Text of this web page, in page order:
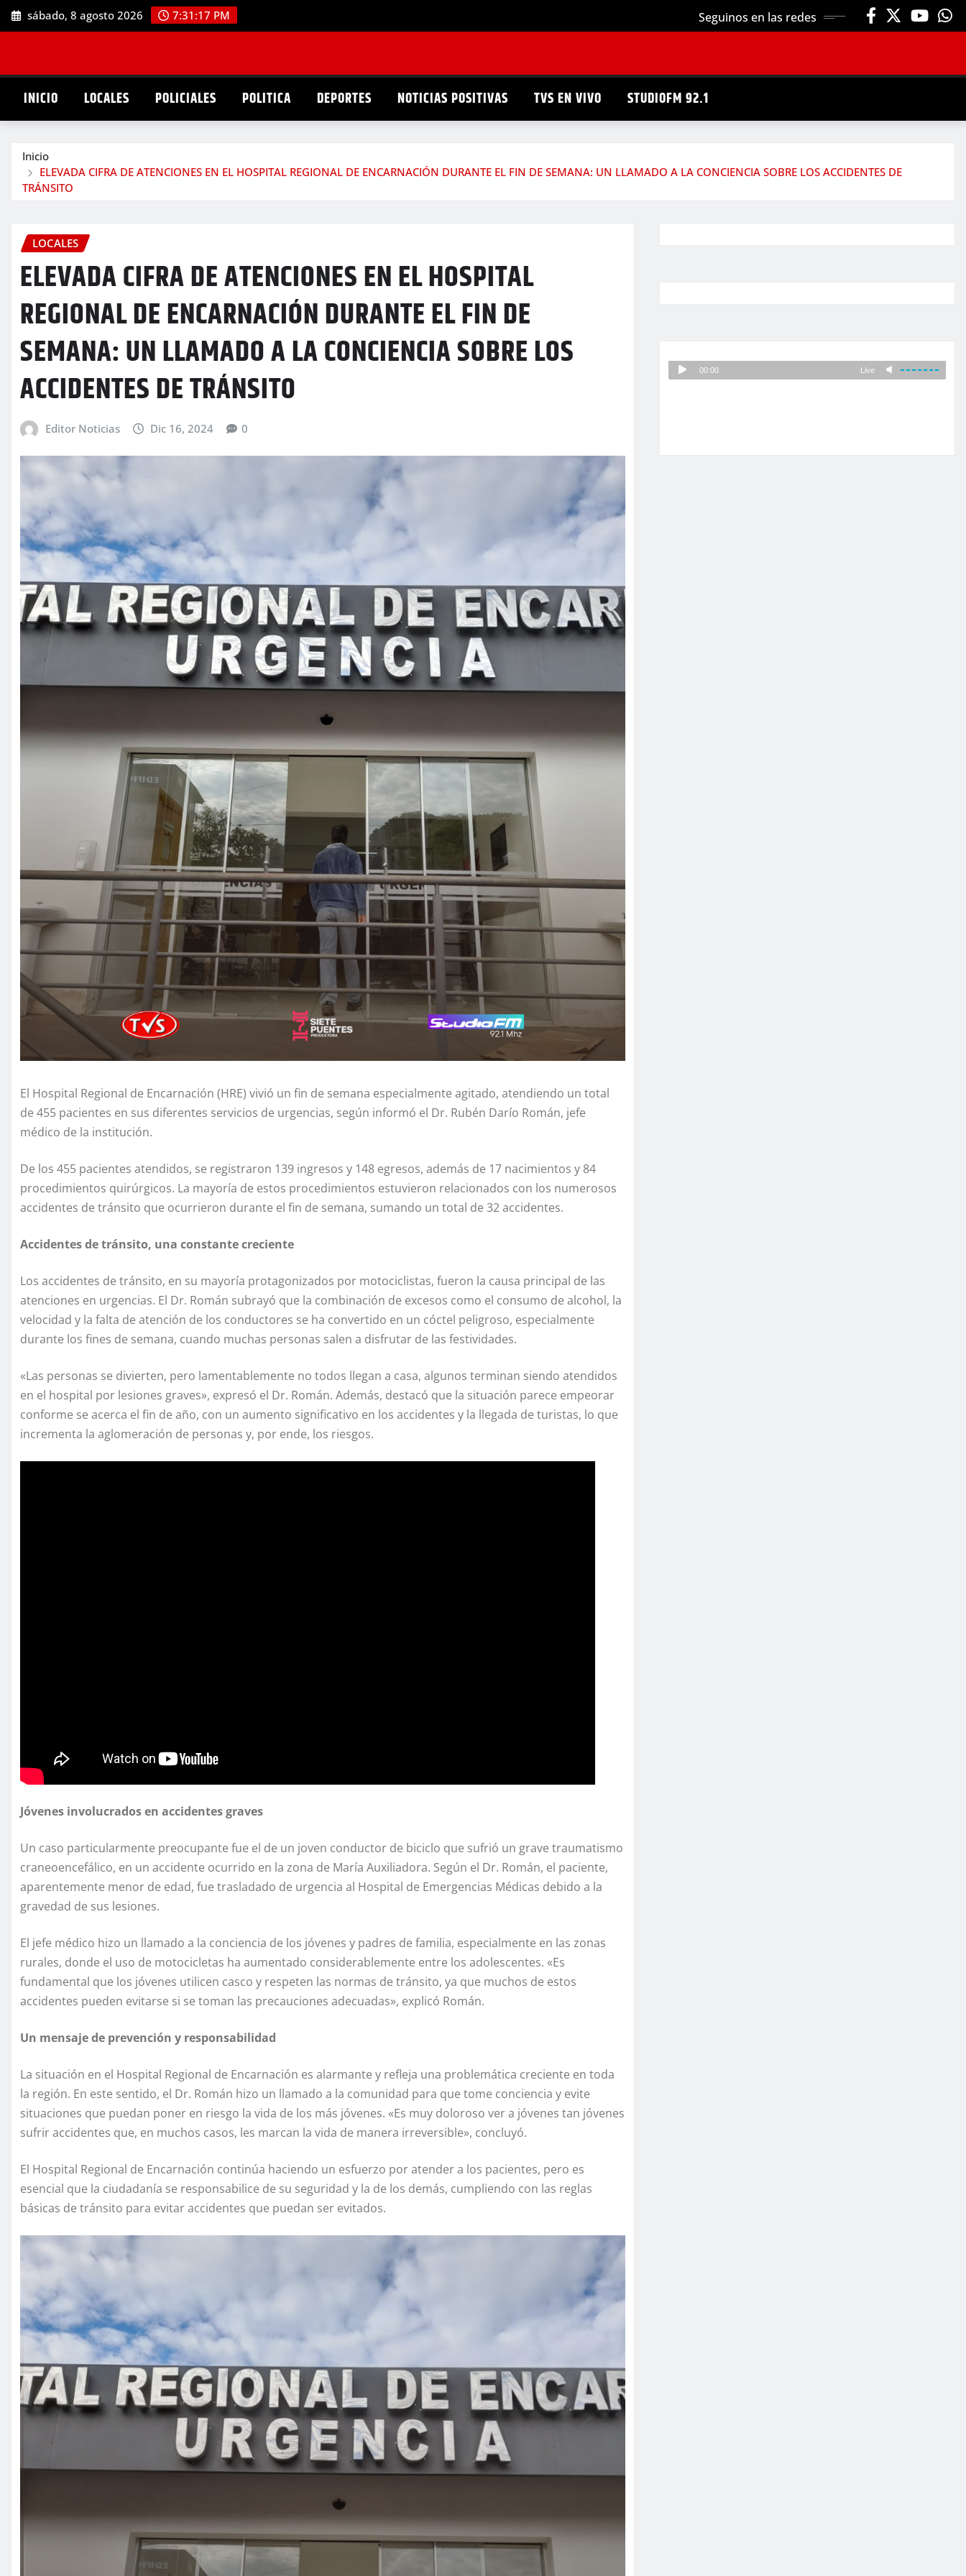
Saltar
al
sábado, 8 agosto 2026 7:31:18 PM Seguinos en las redes
INICIO LOCALES POLICIALES POLITICA DEPORTES NOTICIAS POSITIVAS TVS EN VIVO STUDIOFM 92.1
Inicio
ELEVADA CIFRA DE ATENCIONES EN EL HOSPITAL REGIONAL DE ENCARNACIÓN DURANTE EL FIN DE SEMANA: UN LLAMADO A LA CONCIENCIA SOBRE LOS ACCIDENTES DE
TRÁNSITO
LOCALES
ELEVADA CIFRA DE ATENCIONES EN EL HOSPITAL
REGIONAL DE ENCARNACIÓN DURANTE EL FIN DE
SEMANA: UN LLAMADO A LA CONCIENCIA SOBRE LOS
ACCIDENTES DE TRÁNSITO
Editor Noticias Dic 16, 2024 0
El Hospital Regional de Encarnación (HRE) vivió un fin de semana especialmente agitado, atendiendo un total
de 455 pacientes en sus diferentes servicios de urgencias, según informó el Dr. Rubén Darío Román, jefe
médico de la institución.
De los 455 pacientes atendidos, se registraron 139 ingresos y 148 egresos, además de 17 nacimientos y 84
procedimientos quirúrgicos. La mayoría de estos procedimientos estuvieron relacionados con los numerosos
accidentes de tránsito que ocurrieron durante el fin de semana, sumando un total de 32 accidentes.
Accidentes de tránsito, una constante creciente
Los accidentes de tránsito, en su mayoría protagonizados por motociclistas, fueron la causa principal de las
atenciones en urgencias. El Dr. Román subrayó que la combinación de excesos como el consumo de alcohol, la
velocidad y la falta de atención de los conductores se ha convertido en un cóctel peligroso, especialmente
durante los fines de semana, cuando muchas personas salen a disfrutar de las festividades.
«Las personas se divierten, pero lamentablemente no todos llegan a casa, algunos terminan siendo atendidos
en el hospital por lesiones graves», expresó el Dr. Román. Además, destacó que la situación parece empeorar
conforme se acerca el fin de año, con un aumento significativo en los accidentes y la llegada de turistas, lo que
incrementa la aglomeración de personas y, por ende, los riesgos.
Jóvenes involucrados en accidentes graves
Un caso particularmente preocupante fue el de un joven conductor de biciclo que sufrió un grave traumatismo
craneoencefálico, en un accidente ocurrido en la zona de María Auxiliadora. Según el Dr. Román, el paciente,
aparentemente menor de edad, fue trasladado de urgencia al Hospital de Emergencias Médicas debido a la
gravedad de sus lesiones.
El jefe médico hizo un llamado a la conciencia de los jóvenes y padres de familia, especialmente en las zonas
rurales, donde el uso de motocicletas ha aumentado considerablemente entre los adolescentes. «Es
fundamental que los jóvenes utilicen casco y respeten las normas de tránsito, ya que muchos de estos
accidentes pueden evitarse si se toman las precauciones adecuadas», explicó Román.
Un mensaje de prevención y responsabilidad
La situación en el Hospital Regional de Encarnación es alarmante y refleja una problemática creciente en toda
la región. En este sentido, el Dr. Román hizo un llamado a la comunidad para que tome conciencia y evite
situaciones que puedan poner en riesgo la vida de los más jóvenes. «Es muy doloroso ver a jóvenes tan jóvenes
sufrir accidentes que, en muchos casos, les marcan la vida de manera irreversible», concluyó.
El Hospital Regional de Encarnación continúa haciendo un esfuerzo por atender a los pacientes, pero es
esencial que la ciudadanía se responsabilice de su seguridad y la de los demás, cumpliendo con las reglas
básicas de tránsito para evitar accidentes que puedan ser evitados.